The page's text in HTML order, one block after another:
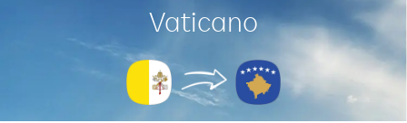
Vaticano